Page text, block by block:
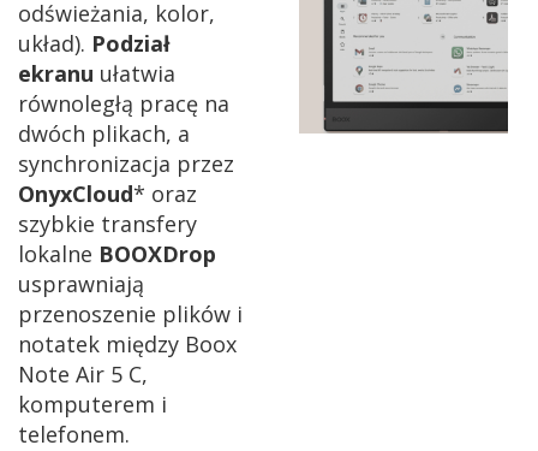
odświeżania, kolor,
układ). Podział
ekranu ułatwia
równoległą pracę na
dwóch plikach, a
synchronizacja przez
OnyxCloud* oraz
szybkie transfery
lokalne BOOXDrop
usprawniają
przenoszenie plików i
notatek między Boox
Note Air 5 C,
komputerem i
telefonem.